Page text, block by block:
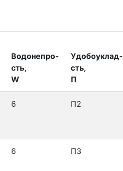
Водонепро-
сть,
W
Удобоуклад-
сть,
П
6 П2
6 П3